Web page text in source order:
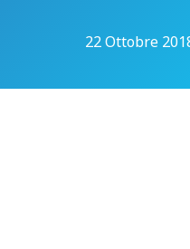
22 Ottobre